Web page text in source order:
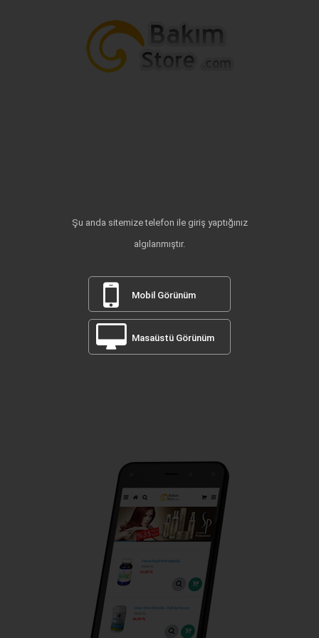
Şu anda sitemize telefon ile giriş yaptığınız
algılanmıştır.
Mobil Görünüm
Masaüstü Görünüm